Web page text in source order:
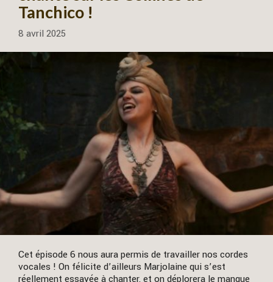
Tanchico !
8 avril 2025
Cet épisode 6 nous aura permis de travailler nos cordes
vocales ! On félicite d’ailleurs Marjolaine qui s’est
réellement essayée à chanter, et on déplorera le manque